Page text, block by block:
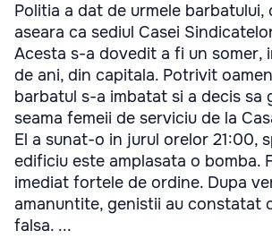
Politia a dat de urmele barbatului,
aseara ca sediul Casei
Acesta s-a dovedit a fi un somer,
de ani, din capitala. Potrivit
barbatul s-a imbatat si a decis sa
seama femeii de serviciu de la
El a sunat-o in jurul orelor 21:00,
edificiu este amplasata o bomba.
imediat fortele de ordine. Dupa
amanuntite, genistii au constatat
falsa. ...